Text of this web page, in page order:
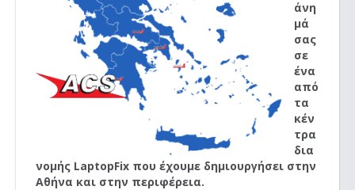
άνη
μά
σας
σε
ένα
από
τα
κέν
τρα
δια
νομής LaptopFix που έχουμε δημιουργήσει στην
Αθήνα και στην περιφέρεια.